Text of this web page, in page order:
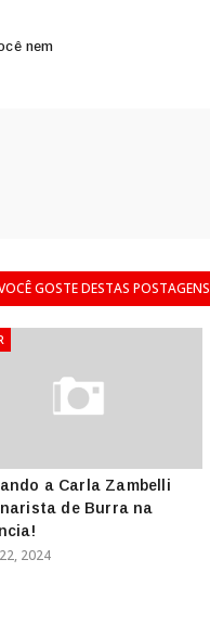
nem
GOSTE DESTAS POSTAGENS
a Carla Zambelli
de Burra na
2024